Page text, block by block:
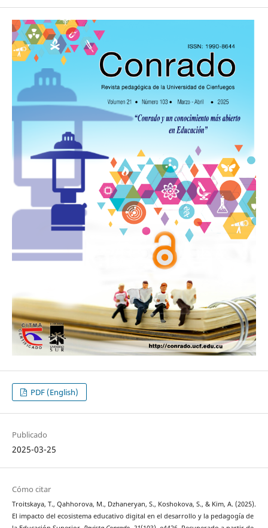
PDF (English)
Publicado
2025-03-25
Cómo citar
Troitskaya, T., Qahhorova, M., Dzhaneryan, S., Koshokova, S., & Kim, A. (2025).
El impacto del ecosistema educativo digital en el desarrollo y la pedagogía de